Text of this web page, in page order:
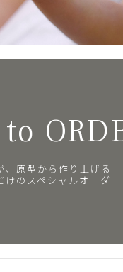
、原型から作り上げる
けのスペシャルオーダー